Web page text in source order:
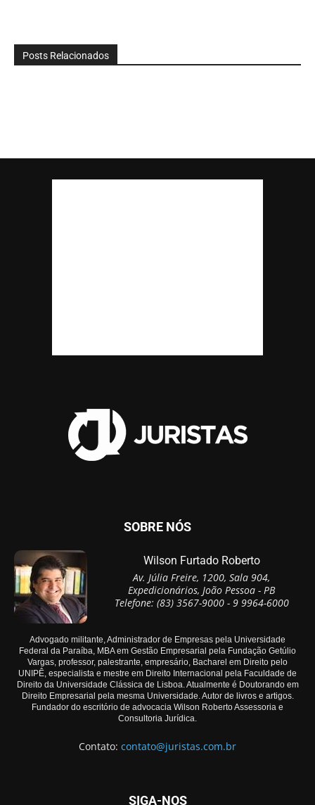
Posts Relacionados
SOBRE NÓS
Wilson Furtado Roberto
Av. Júlia Freire, 1200, Sala 904,
Expedicionários, João Pessoa - PB
Telefone: (83) 3567-9000 - 9 9964-6000
Advogado militante, Administrador de Empresas pela Universidade
Federal da Paraíba, MBA em Gestão Empresarial pela Fundação Getúlio
Vargas, professor, palestrante, empresário, Bacharel em Direito pelo
UNIPÊ, especialista e mestre em Direito Internacional pela Faculdade de
Direito da Universidade Clássica de Lisboa. Atualmente é Doutorando em
Direito Empresarial pela mesma Universidade. Autor de livros e artigos.
Fundador do escritório de advocacia Wilson Roberto Assessoria e
Consultoria Jurídica.
Contato: contato@juristas.com.br
SIGA-NOS